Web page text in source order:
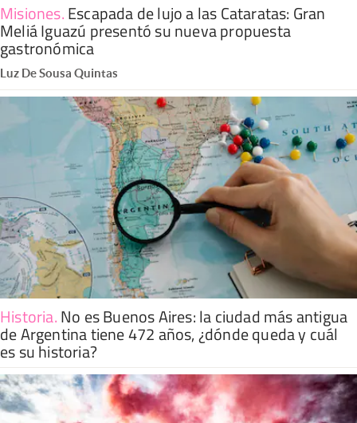
Misiones.Escapada de lujo a las Cataratas: Gran
Meliá Iguazú presentó su nueva propuesta
gastronómica
Luz De Sousa Quintas
Historia.No es Buenos Aires: la ciudad más antigua
de Argentina tiene 472 años, ¿dónde queda y cuál
es su historia?